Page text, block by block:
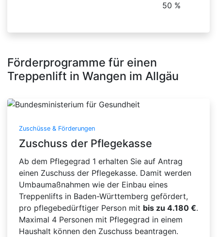
50 %
Förderprogramme für einen
Treppenlift in Wangen im Allgäu
Zuschüsse & Förderungen
Zuschuss der Pflegekasse
Ab dem Pflegegrad 1 erhalten Sie auf Antrag
einen Zuschuss der Pflegekasse. Damit werden
Umbaumaßnahmen wie der Einbau eines
Treppenlifts in Baden-Württemberg gefördert,
pro pflegebedürftiger Person mit bis zu 4.180 €.
Maximal 4 Personen mit Pflegegrad in einem
Haushalt können den Zuschuss beantragen.